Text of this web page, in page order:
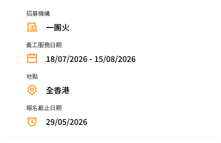
招募機構
一團火
義工服務日期
18/07/2026 - 15/08/2026
地點
全香港
報名截止日期
29/05/2026